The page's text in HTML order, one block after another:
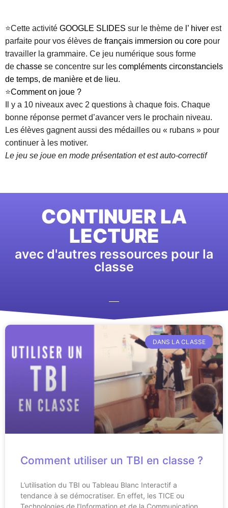
⭐Cette activité GOOGLE SLIDES sur le thème de l’ hiver est
parfaite pour vos élèves de français immersion ou core pour
travailler la grammaire. Ce jeu numérique sous forme
de chasse se concentre sur les compléments circonstanciels
de temps, de manière et de lieu.
⭐Comment on joue ?
Il y a 10 niveaux avec 2 questions à chaque fois. Chaque
bonne réponse permet d’avancer vers le prochain niveau.
Les élèves gagnent aussi des médailles ou « rubans » pour
continuer à les motiver.
Le jeu se joue en mode présentation et est auto-correctif
CONTINUER LA
LECTURE
avec d'autres ressources pour la
classe
DANS LA CLASSE
Comment utiliser un TBI en classe ?
L’utilisation du TBI ou Tableau Blanc Interactif a
tendance à se démocratiser. En effet, les TICE ou